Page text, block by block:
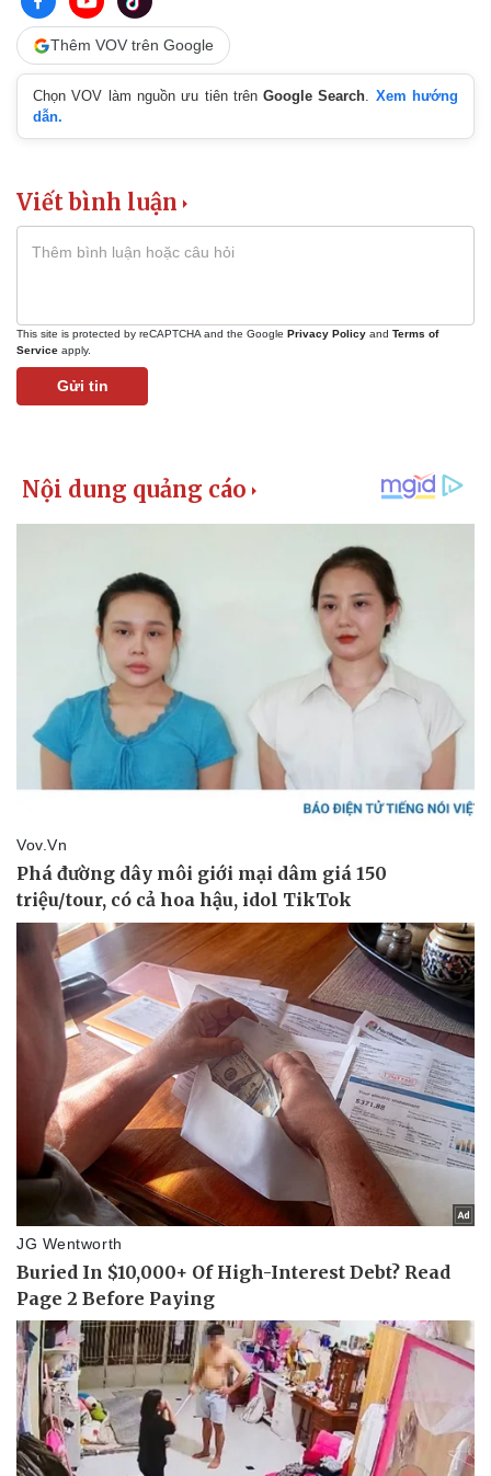
Tư vấn luật
Quân sự - Quốc phòng
Việt Nam
Phân tích
Thêm VOV trên Google
Chọn VOV làm nguồn ưu tiên trênGoogle Search. Xem hướng
dẫn.
Viết bình luận
This site is protected by reCAPTCHA and the Google Privacy Policy and Terms of
Service apply.
Gửi tin